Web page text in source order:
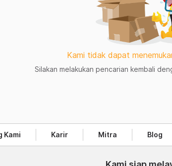
Kami tidak dapat
Silakan melakukan pencarian kembali
Kami Karir Mitra Blog